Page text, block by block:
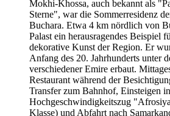
Mokhi-Khossa, auch bekannt als
Sterne", war die Sommerresidenz
Buchara. Etwa 4 km nördlich von
Palast ein herausragendes Beispiel
dekorative Kunst der Region. Er
Anfang des 20. Jahrhunderts unter
verschiedener Emire erbaut.
Restaurant während der
Transfer zum Bahnhof, Einsteigen
Hochgeschwindigkeitszug
Klasse) und Abfahrt nach